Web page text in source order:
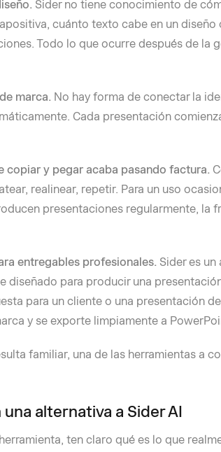
Sider no tiene conocimiento de
cuánto texto cabe en un diseño
Todo lo que ocurre después de la
marca.No hay forma de conectar la
Cada presentación
copiar y pegar acaba pasando factura.
realinear, repetir. Para un uso
presentaciones regularmente, la
entregables profesionales.Sider es un
diseñado para producir una
para un cliente o una presentación
y se exporte limpiamente a
familiar, una de las herramientas a
alternativa a Sider AI
ten claro qué es lo que